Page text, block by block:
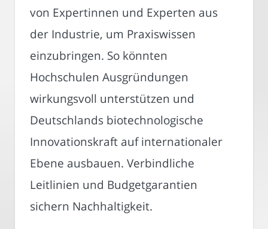
von Expertinnen und Experten aus
der Industrie, um Praxiswissen
einzubringen. So könnten
Hochschulen Ausgründungen
wirkungsvoll unterstützen und
Deutschlands biotechnologische
Innovationskraft auf internationaler
Ebene ausbauen. Verbindliche
Leitlinien und Budgetgarantien
sichern Nachhaltigkeit.